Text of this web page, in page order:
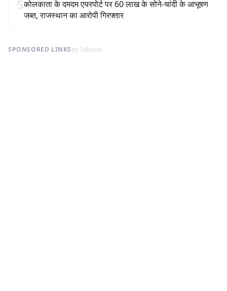
5कोलकाता के दमदम एयरपोर्ट पर 60 लाख के सोने-चांदी के आभूषण
जब्त, राजस्थान का आरोपी गिरफ्तार
SPONSORED LINKSby Taboola